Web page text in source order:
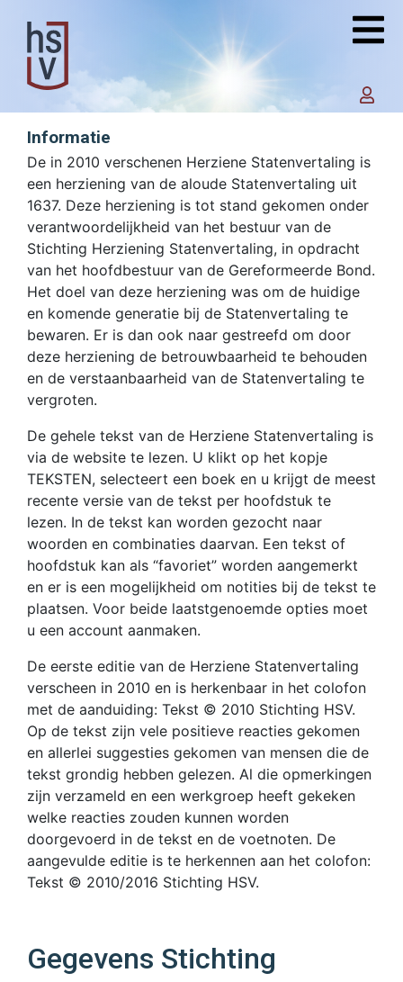
Informatie
De in 2010 verschenen Herziene Statenvertaling is
een herziening van de aloude Statenvertaling uit
1637. Deze herziening is tot stand gekomen onder
verantwoordelijkheid van het bestuur van de
Stichting Herziening Statenvertaling, in opdracht
van het hoofdbestuur van de Gereformeerde Bond.
Het doel van deze herziening was om de huidige
en komende generatie bij de Statenvertaling te
bewaren. Er is dan ook naar gestreefd om door
deze herziening de betrouwbaarheid te behouden
en de verstaanbaarheid van de Statenvertaling te
vergroten.
De gehele tekst van de Herziene Statenvertaling is
via de website te lezen. U klikt op het kopje
TEKSTEN, selecteert een boek en u krijgt de meest
recente versie van de tekst per hoofdstuk te
lezen. In de tekst kan worden gezocht naar
woorden en combinaties daarvan. Een tekst of
hoofdstuk kan als “favoriet” worden aangemerkt
en er is een mogelijkheid om notities bij de tekst te
plaatsen. Voor beide laatstgenoemde opties moet
u een account aanmaken.
De eerste editie van de Herziene Statenvertaling
verscheen in 2010 en is herkenbaar in het colofon
met de aanduiding: Tekst © 2010 Stichting HSV.
Op de tekst zijn vele positieve reacties gekomen
en allerlei suggesties gekomen van mensen die de
tekst grondig hebben gelezen. Al die opmerkingen
zijn verzameld en een werkgroep heeft gekeken
welke reacties zouden kunnen worden
doorgevoerd in de tekst en de voetnoten. De
aangevulde editie is te herkennen aan het colofon:
Tekst © 2010/2016 Stichting HSV.
Gegevens Stichting